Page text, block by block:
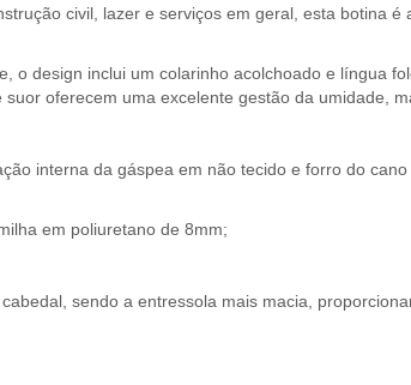
civil, lazer e serviços em geral, esta botina
design inclui um colarinho acolchoado e língua
oferecem uma excelente gestão da umidade,
interna da gáspea em não tecido e forro do
em poliuretano de 8mm;
sendo a entressola mais macia,